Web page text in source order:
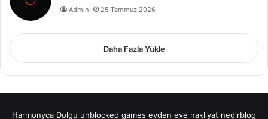
Admin 25 Temmuz 2026
Daha Fazla Yükle
Harmonyca Dolgu unblocked games evden eve nakliyat nedirblog